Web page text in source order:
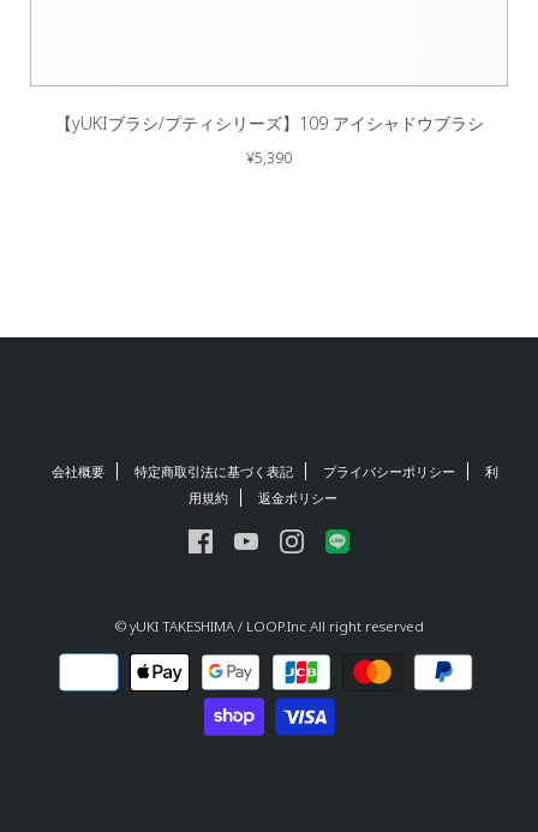
【yUKIブラシ/プティシリーズ】109 アイシャドウブラシ
¥5,390
会社概要 特定商取引法に基づく表記 プライバシーポリシー
利
用規約
返金ポリシー
© yUKI TAKESHIMA / LOOP.Inc All right reserved